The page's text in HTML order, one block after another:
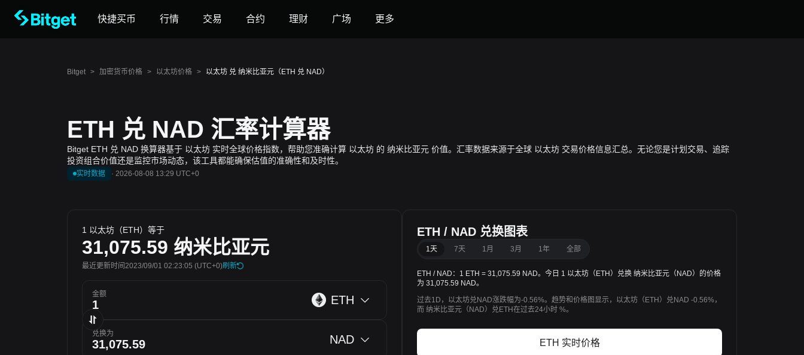
快捷买币 行情 交易 合约 理财 广场 更多
Bitget > 加密货币价格 > 以太坊价格 > 以太坊 兑 纳米比亚元（ETH 兑 NAD）
ETH 兑 NAD 汇率计算器
Bitget ETH 兑 NAD 换算器基于 以太坊 实时全球价格指数，帮助您准确计算 以太坊 的 纳米比亚元 价值。汇率数据来源于全球 以太坊 交易价格信息汇总。无论您是计划交易、追踪
投资组合价值还是监控市场动态，该工具都能确保估值的准确性和及时性。
实时数据 · 2026-08-08 13:29 UTC+0
1 以太坊（ETH）等于
31,075.59 纳米比亚元
最近更新时间2023/09/01 02:23:05 (UTC+0)刷新
金额 ETH
兑换为 NAD
ETH / NAD 兑换图表
1天 7天 1月 3月 1年 全部
ETH / NAD：1 ETH = 31,075.59 NAD。今日 1 以太坊（ETH）兑换 纳米比亚元（NAD）的价格
为 31,075.59 NAD。
过去1D，以太坊兑NAD涨跌幅为-0.56%。趋势和价格图显示，以太坊（ETH）兑NAD -0.56%，
而 纳米比亚元（NAD）兑ETH在过去24小时 %。
ETH 实时价格